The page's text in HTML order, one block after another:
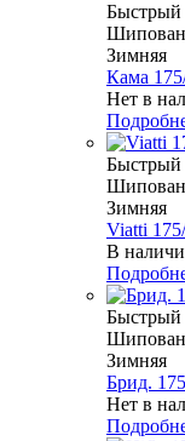
Быстрый
Зимняя
Кама
Нет в
Быстрый
Зимняя
Viatti
В
Быстрый
Зимняя
Брид.
Нет в